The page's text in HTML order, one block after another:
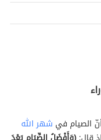
الصيام في شهر الله